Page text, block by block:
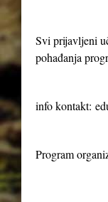
Svi prijavljeni
pohađanja
info kontakt:
Program